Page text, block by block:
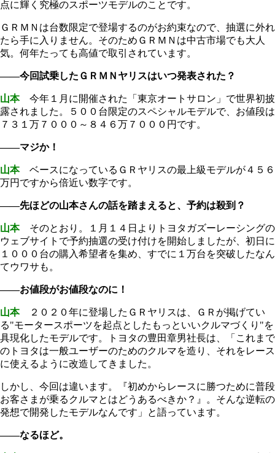
点に輝く究極のスポーツモデルのことです。
ＧＲＭＮは台数限定で登場するのがお約束なので、抽選に外れ
たら手に入りません。そのためＧＲＭＮは中古市場でも大人
気。何年たっても高値で取引されています。
――今回試乗したＧＲＭＮヤリスはいつ発表された？
山本今年１月に開催された「東京オートサロン」で世界初披
露されました。５００台限定のスペシャルモデルで、お値段は
７３１万７０００～８４６万７０００円です。
――マジか！
山本ベースになっているＧＲヤリスの最上級モデルが４５６
万円ですから倍近い数字です。
――先ほどの山本さんの話を踏まえると、予約は殺到？
山本そのとおり。１月１４日よりトヨタガズーレーシングの
ウェブサイトで予約抽選の受け付けを開始しましたが、初日に
１０００台の購入希望者を集め、すでに１万台を突破したなん
てウワサも。
――お値段がお値段なのに！
山本２０２０年に登場したＧＲヤリスは、ＧＲが掲げてい
る"モータースポーツを起点としたもっといいクルマづくり"を
具現化したモデルです。トヨタの豊田章男社長は、「これまで
のトヨタは一般ユーザーのためのクルマを造り、それをレース
に使えるように改造してきました。
しかし、今回は違います。『初めからレースに勝つために普段
お客さまが乗るクルマとはどうあるべきか？』。そんな逆転の
発想で開発したモデルなんです」と語っています。
――なるほど。